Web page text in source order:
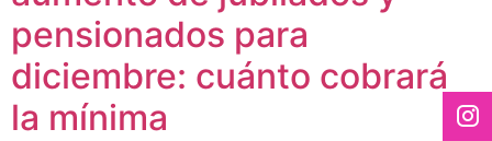
pensionados para
diciembre: cuánto cobrará
la mínima